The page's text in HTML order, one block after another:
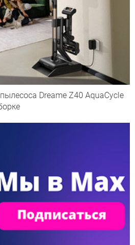
Dreame Z40 AquaCycle